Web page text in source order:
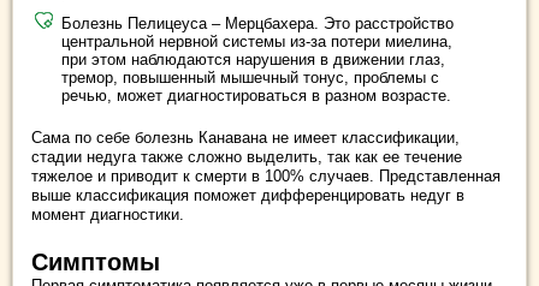
Болезнь Пелицеуса – Мерцбахера. Это расстройство
центральной нервной системы из-за потери миелина,
при этом наблюдаются нарушения в движении глаз,
тремор, повышенный мышечный тонус, проблемы с
речью, может диагностироваться в разном возрасте.
Сама по себе болезнь Канавана не имеет классификации,
стадии недуга также сложно выделить, так как ее течение
тяжелое и приводит к смерти в 100% случаев. Представленная
выше классификация поможет дифференцировать недуг в
момент диагностики.
Симптомы